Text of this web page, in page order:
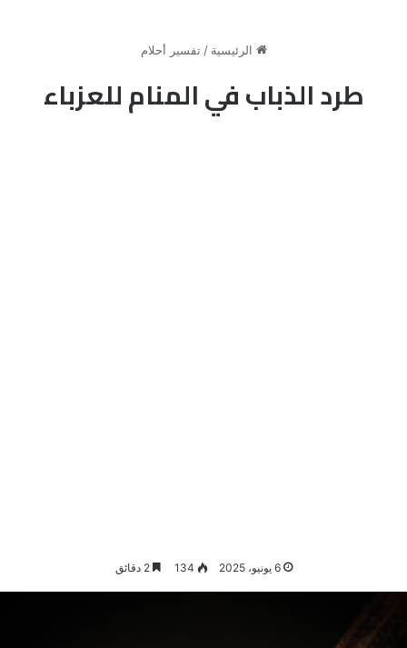
الرئيسية / تفسير أحلام
طرد الذباب في المنام للعزباء
6 يونيو، 2025 134 2 دقائق